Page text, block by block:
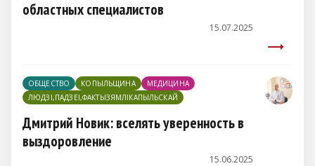
областных специалистов
15.07.2025
ОБЩЕСТВО КОПЫЛЬЩИНА
МЕДИЦИНА
ЛЮДЗІ,ПАДЗЕІ,ФАКТЫЗЯМЛІКАПЫЛЬСКАЙ
Дмитрий Новик: вселять уверенность в
выздоровление
15.06.2025